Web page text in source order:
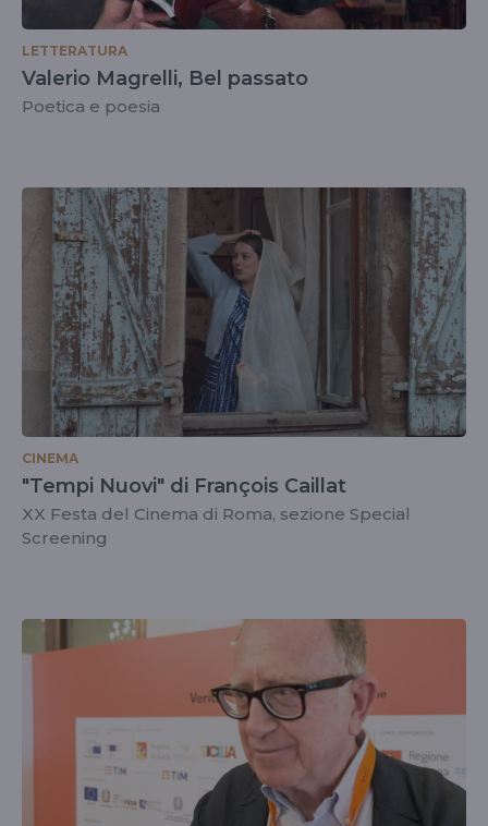
LETTERATURA
Valerio Magrelli, Bel passato
Poetica e poesia
CINEMA
"Tempi Nuovi" di François Caillat
XX Festa del Cinema di Roma, sezione Special
Screening